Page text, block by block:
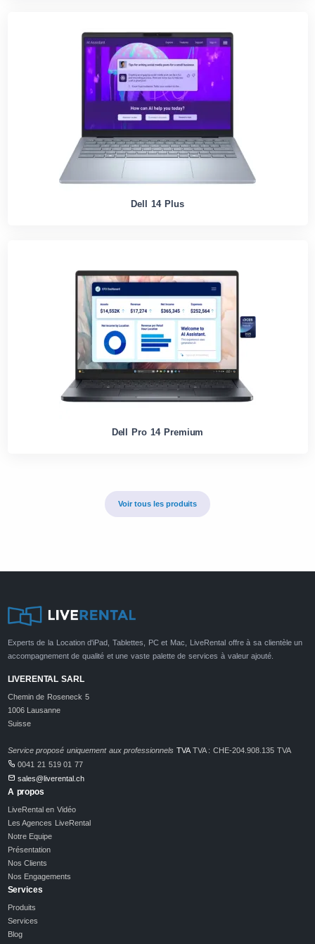
Dell 14 Plus
Dell Pro 14 Premium
Voir tous les produits
Experts de la Location d'iPad, Tablettes, PC et Mac, LiveRental offre à sa clientèle un
accompagnement de qualité et une vaste palette de services à valeur ajouté.
LIVERENTAL SARL
Chemin de Roseneck 5
1006 Lausanne
Suisse
Service proposé uniquement aux professionnels TVATVA : CHE-204.908.135 TVA
0041 21 519 01 77
sales@liverental.ch
A propos
LiveRental en Vidéo
Les Agences LiveRental
Notre Equipe
Présentation
Nos Clients
Nos Engagements
Services
Produits
Services
Blog